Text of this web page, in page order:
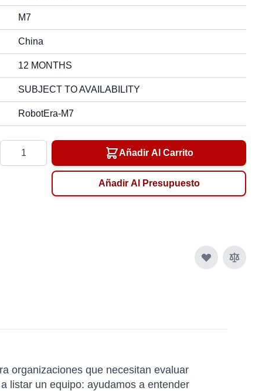
M7
China
12 MONTHS
SUBJECT TO AVAILABILITY
RobotEra-M7
Añadir Al Carrito
Añadir Al Presupuesto
organizaciones que necesitan evaluar
listar un equipo: ayudamos a entender